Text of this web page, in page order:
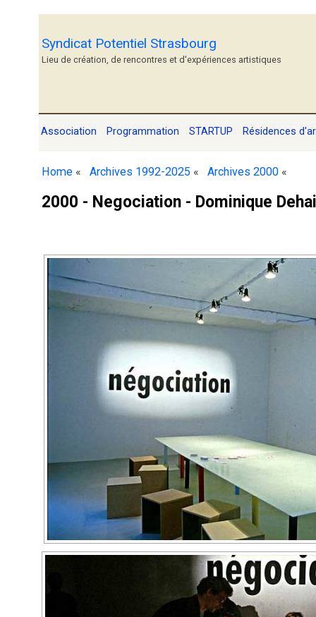
Syndicat Potentiel Strasbourg
Lieu de création, de rencontres et d'expériences artistiques
Association Programmation STARTUP Résidences
Home « Archives 1992-2025 « Archives 2000 «
2000 - Negociation - Dominique